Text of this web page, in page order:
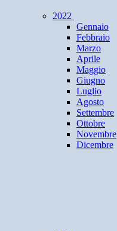
2022
Gennaio
Febbraio
Marzo
Aprile
Maggio
Giugno
Luglio
Agosto
Settembre
Ottobre
Novembre
Dicembre